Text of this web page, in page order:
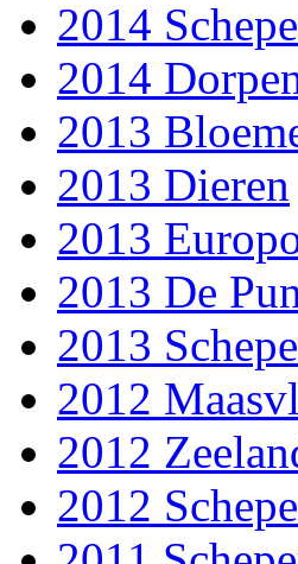
2014
2014
2013
2013 Dieren
2013
2013 De
2013
2012
2012
2012